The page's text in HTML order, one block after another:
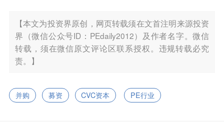
【本文为投资界原创，网页转载须在文首注明来源投资
界（微信公众号ID：PEdaily2012）及作者名字。微信
转载，须在微信原文评论区联系授权。违规转载必究
责。】
并购 募资 CVC资本 PE行业